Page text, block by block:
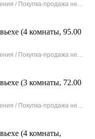
13.09.23, Частные объявления / Покупка-продажа недвижимости
(4 комнаты, 95.00
13.09.23, Частные объявления / Покупка-продажа недвижимости
(3 комнаты, 72.00
13.09.23, Частные объявления / Покупка-продажа недвижимости
(4 комнаты,